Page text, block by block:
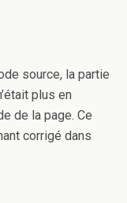
source, la partie
plus en
de la page. Ce
corrigé dans